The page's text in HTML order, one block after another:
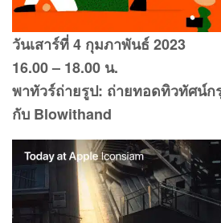
วันเสาร์ที่ 4 กุมภาพันธ์ 2023
16.00 – 18.00 น.
พาทัวร์ถ่ายรูป: ถ่ายทอดทิวทัศน์ก
กับ Blowithand